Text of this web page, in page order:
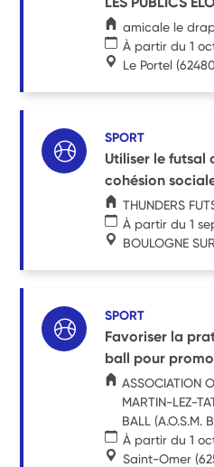
amicale le
À partir du 1
Le Portel
SPORT
Utiliser le futsal
cohésion
THUNDERS
À partir du 1
BOULOGNE
SPORT
Favoriser la
ball pour
ASSOCIATION
MARTIN-LEZ-
BALL (A.O.S.M.
À partir du 1
Saint-Omer